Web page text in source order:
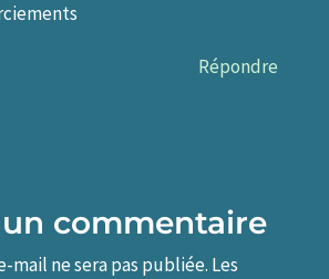
Répondre
un commentaire
mail ne sera pas publiée. Les